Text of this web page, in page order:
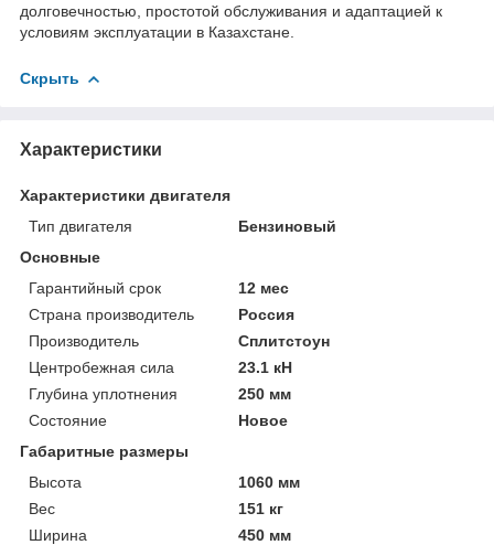
долговечностью, простотой обслуживания и адаптацией к
условиям эксплуатации в Казахстане.
Скрыть
Характеристики
Характеристики двигателя
Тип двигателя
Бензиновый
Основные
Гарантийный срок
12 мес
Страна производитель
Россия
Производитель
Сплитстоун
Центробежная сила
23.1 кН
Глубина уплотнения
250 мм
Состояние
Новое
Габаритные размеры
Высота
1060 мм
Вес
151 кг
Ширина
450 мм